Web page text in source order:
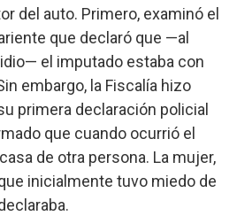
del auto. Primero, examinó el
que declaró que —al
el imputado estaba con
embargo, la Fiscalía hizo
primera declaración policial
que cuando ocurrió el
de otra persona. La mujer,
inicialmente tuvo miedo de